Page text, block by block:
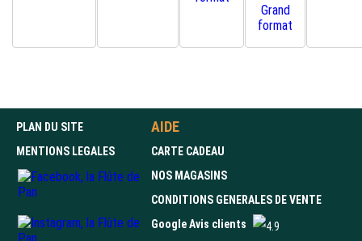
PLAN DU SITE
MENTIONS LEGALES
AIDE
CARTE CADEAU
NOS MAGASINS
CONDITIONS GENERALES DE VENTE
Google Avis clients